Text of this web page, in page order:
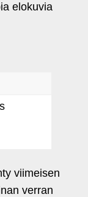
elokuvia
viimeisen
verran